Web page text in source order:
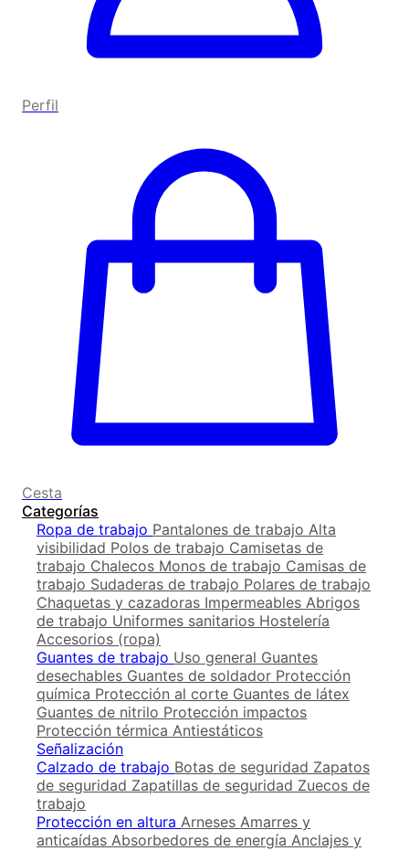
Perfil
Cesta
Categorías
Ropa de trabajo Pantalones de trabajo Alta
visibilidad Polos de trabajo Camisetas de
trabajo Chalecos Monos de trabajo Camisas de
trabajo Sudaderas de trabajo Polares de trabajo
Chaquetas y cazadoras Impermeables Abrigos
de trabajo Uniformes sanitarios Hostelería
Accesorios (ropa)
Guantes de trabajo Uso general Guantes
desechables Guantes de soldador Protección
química Protección al corte Guantes de látex
Guantes de nitrilo Protección impactos
Protección térmica Antiestáticos
Señalización
Calzado de trabajo Botas de seguridad Zapatos
de seguridad Zapatillas de seguridad Zuecos de
trabajo
Protección en altura Arneses Amarres y
anticaídas Absorbedores de energía Anclajes y